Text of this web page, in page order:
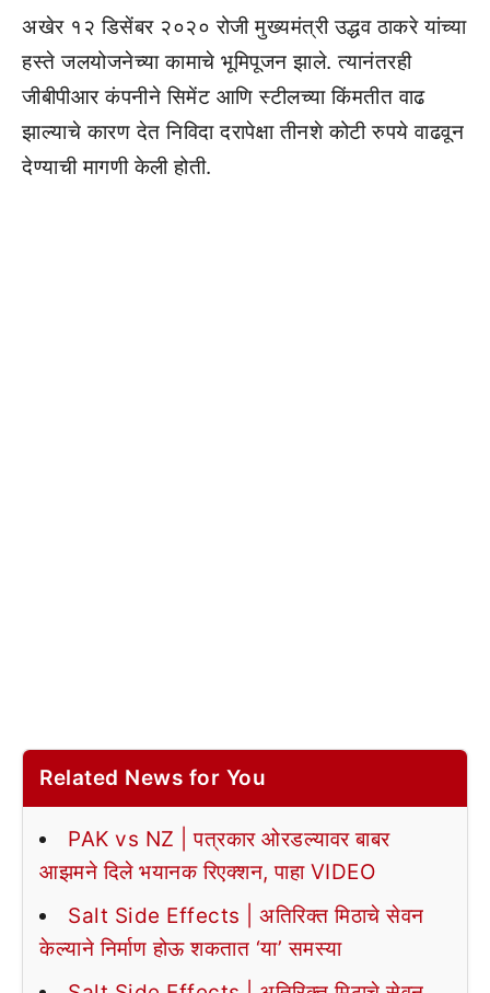
अखेर १२ डिसेंबर २०२० रोजी मुख्यमंत्री उद्धव ठाकरे यांच्या
हस्ते जलयोजनेच्या कामाचे भूमिपूजन झाले. त्यानंतरही
जीबीपीआर कंपनीने सिमेंट आणि स्टीलच्या किंमतीत वाढ
झाल्याचे कारण देत निविदा दरापेक्षा तीनशे कोटी रुपये वाढवून
देण्याची मागणी केली होती.
Related News for You
PAK vs NZ | पत्रकार ओरडल्यावर बाबर
आझमने दिले भयानक रिएक्शन, पाहा VIDEO
Salt Side Effects | अतिरिक्त मिठाचे सेवन
केल्याने निर्माण होऊ शकतात ‘या’ समस्या